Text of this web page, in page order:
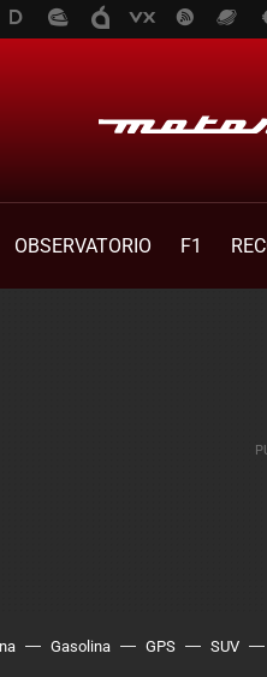
OBSERVATORIO F1
Gasolina GPS SUV